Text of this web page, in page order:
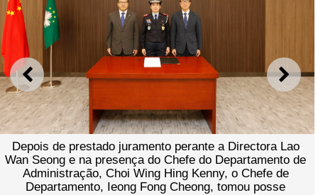
ANTERIOR
Depois de prestado juramento perante a Directora Lao
Wan Seong e na presença do Chefe do Departamento de
Administração, Choi Wing Hing Kenny, o Chefe de
Departamento, Ieong Fong Cheong, tomou posse